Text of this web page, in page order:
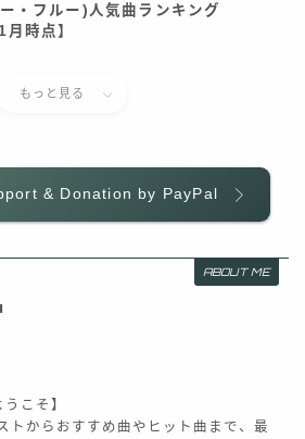
・フルー)人気曲ランキング
時点】
もっと見る
& Donation by PayPal
ABOUT ME
こそ】
トからおすすめ曲やヒット曲まで、最